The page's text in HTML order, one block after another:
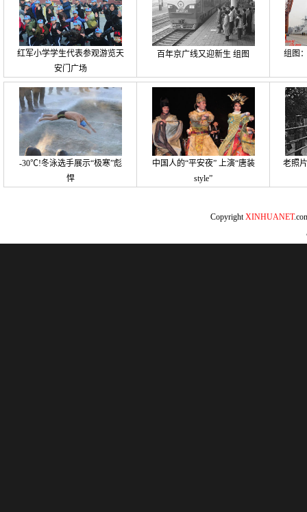
红军小学学生代表参观游览天
安门广场
百年京广线又迎新生 组图 组图
-30℃!冬泳选手展示“极寒”彪
悍
中国人的“平安夜” 上演“唐装
style”
老照
CopyrightXINHUANET